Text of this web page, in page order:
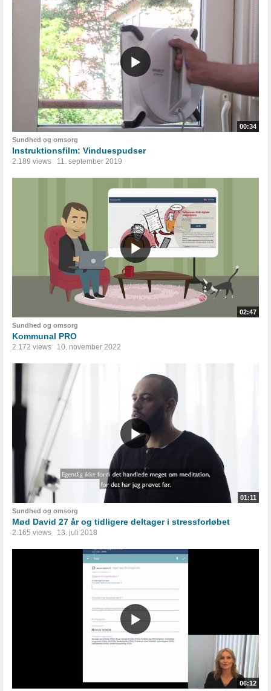
00:34
Sundhed og omsorg
Instruktionsfilm: Vinduespudser
2.189 views 11. september 2019
02:47
Sundhed og omsorg
Kommunal PRO
2.172 views 10. november 2022
01:11
Sundhed og omsorg
Mød David 27 år og tidligere deltager i stressforløbet
2.165 views 13. juli 2018
06:12